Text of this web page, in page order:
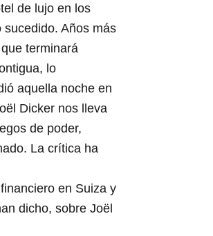
de lujo en los
Años más
terminará
lo
aquella noche en
Dicker nos lleva
de poder,
La crítica ha
en Suiza y
dicho, sobre Joël